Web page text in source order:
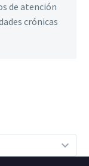
de atención
crónicas